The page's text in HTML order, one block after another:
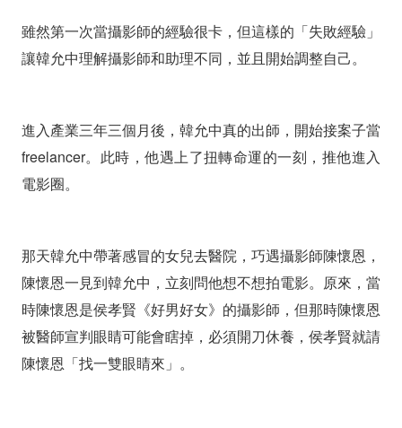
雖然第一次當攝影師的經驗很卡，但這樣的「失敗經驗」
讓韓允中理解攝影師和助理不同，並且開始調整自己。
進入產業三年三個月後，韓允中真的出師，開始接案子當
freelancer。此時，他遇上了扭轉命運的一刻，推他進入
電影圈。
那天韓允中帶著感冒的女兒去醫院，巧遇攝影師陳懷恩，
陳懷恩一見到韓允中，立刻問他想不想拍電影。原來，當
時陳懷恩是侯孝賢《好男好女》的攝影師，但那時陳懷恩
被醫師宣判眼睛可能會瞎掉，必須開刀休養，侯孝賢就請
陳懷恩「找一雙眼睛來」。